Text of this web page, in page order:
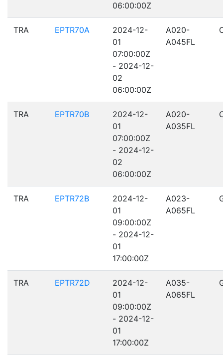
06:00:00Z
TRA EPTR70A
2024-12-
01
07:00:00Z
- 2024-12-
02
06:00:00Z
A020-
A045FL
TRA EPTR70B
2024-12-
01
07:00:00Z
- 2024-12-
02
06:00:00Z
A020-
A035FL
TRA EPTR72B
2024-12-
01
09:00:00Z
- 2024-12-
01
17:00:00Z
A023-
A065FL
TRA EPTR72D
2024-12-
01
09:00:00Z
- 2024-12-
01
17:00:00Z
A035-
A065FL